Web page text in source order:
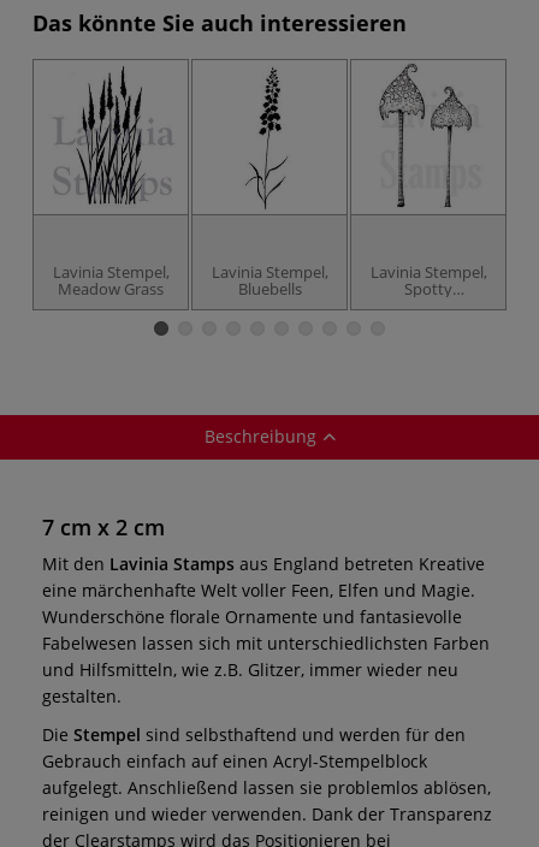
Das könnte Sie auch interessieren
Lavinia Stempel,
Meadow Grass
Lavinia Stempel,
Bluebells
Lavinia Stempel,
Spotty
Toadstoole
Beschreibung
7 cm x 2 cm
Mit den Lavinia Stamps aus England betreten Kreative
eine märchenhafte Welt voller Feen, Elfen und Magie.
Wunderschöne florale Ornamente und fantasievolle
Fabelwesen lassen sich mit unterschiedlichsten Farben
und Hilfsmitteln, wie z.B. Glitzer, immer wieder neu
gestalten.
Die Stempel sind selbsthaftend und werden für den
Gebrauch einfach auf einen Acryl-Stempelblock
aufgelegt. Anschließend lassen sie problemlos ablösen,
reinigen und wieder verwenden. Dank der Transparenz
der Clearstamps wird das Positionieren bei